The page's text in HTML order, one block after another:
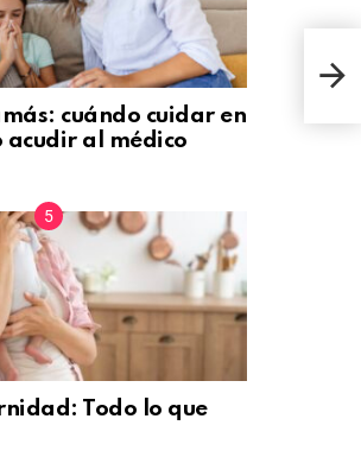
cuándo cuidar en
acudir al médico
Todo lo que